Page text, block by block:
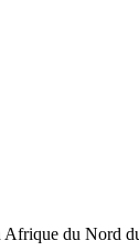
du Nord